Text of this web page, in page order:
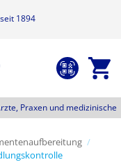
1894
Praxen und medizinische
/